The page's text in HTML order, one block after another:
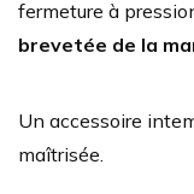
fermeture à
brevetée de la
Un accessoire
maîtrisée.